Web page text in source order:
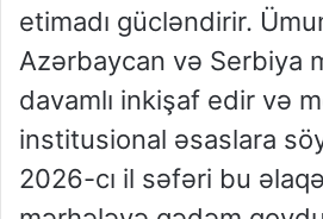
etimadı gücləndirir.
Azərbaycan və Serbiya
davamlı inkişaf edir və
institusional əsaslara
2026-cı il səfəri bu